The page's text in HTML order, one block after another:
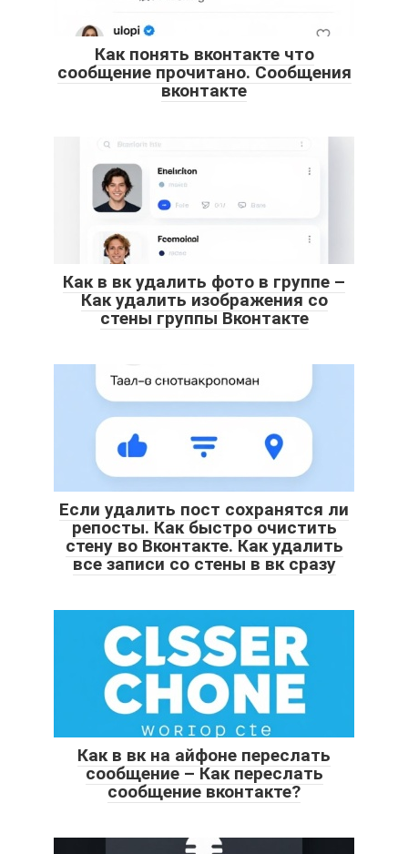
Как понять вконтакте что
сообщение прочитано. Сообщения
вконтакте
Как в вк удалить фото в группе –
Как удалить изображения со
стены группы Вконтакте
Если удалить пост сохранятся ли
репосты. Как быстро очистить
стену во Вконтакте. Как удалить
все записи со стены в вк сразу
Как в вк на айфоне переслать
сообщение – Как переслать
сообщение вконтакте?